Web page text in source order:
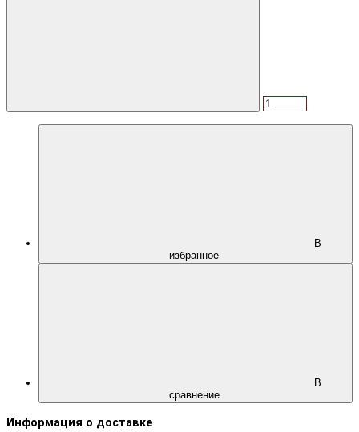
В
избранное
В
сравнение
Информация о доставке